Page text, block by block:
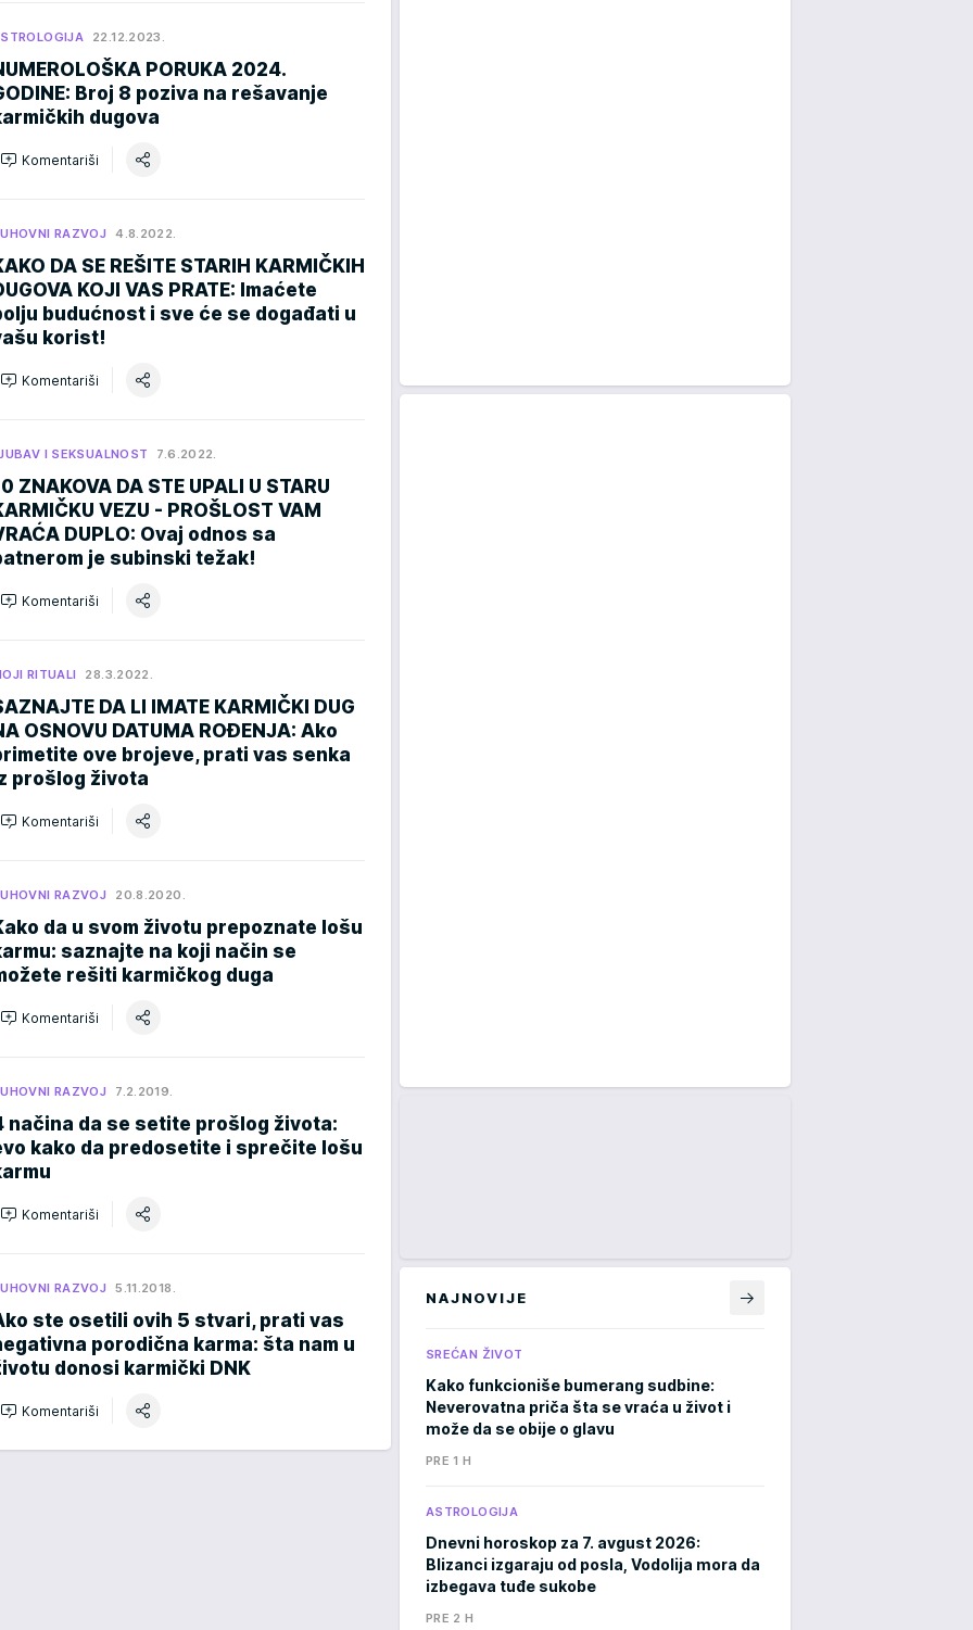
22.12.2023.
PORUKA 2024.
Broj 8 poziva na rešavanje
dugova
Komentariši
RAZVOJ 4.8.2022.
DA SE REŠITE STARIH KARMIČKIH
KOJI VAS PRATE: Imaćete
budućnost i sve će se događati u
korist!
Komentariši
I SEKSUALNOST 7.6.2022.
ZNAKOVA DA STE UPALI U STARU
VEZU - PROŠLOST VAM
DUPLO: Ovaj odnos sa
je subinski težak!
Komentariši
RITUALI 28.3.2022.
DA LI IMATE KARMIČKI DUG
OSNOVU DATUMA ROĐENJA: Ako
ove brojeve, prati vas senka
prošlog života
Komentariši
RAZVOJ 20.8.2020.
da u svom životu prepoznate lošu
saznajte na koji način se
rešiti karmičkog duga
Komentariši
RAZVOJ 7.2.2019.
načina da se setite prošlog života:
kako da predosetite i sprečite lošu
Komentariši
RAZVOJ 5.11.2018.
ste osetili ovih 5 stvari, prati vas
porodična karma: šta nam u
donosi karmički DNK
Komentariši
NAJNOVIJE
SREĆAN ŽIVOT
Kako funkcioniše bumerang sudbine:
Neverovatna priča šta se vraća u život i
može da se obije o glavu
PRE 1 H
ASTROLOGIJA
Dnevni horoskop za 7. avgust 2026:
Blizanci izgaraju od posla, Vodolija mora da
izbegava tuđe sukobe
PRE 2 H